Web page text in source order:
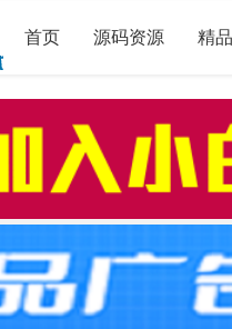
首页 源码资源 精